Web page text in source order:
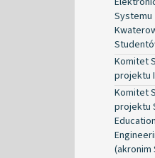
Systemu
Komitet
projektu
Komitet
projektu
(akronim